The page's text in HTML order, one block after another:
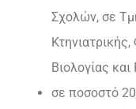
Σχολών, σε
Βιολογίας
σε ποσοστό